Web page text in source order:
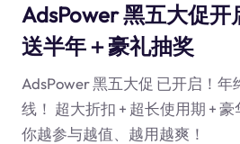
AdsPower 黑五大促开
送半年＋豪礼抽奖
AdsPower 黑五大促 已开启！年
线！ 超大折扣 + 超长使用期 +
你越参与越值、越用越爽！